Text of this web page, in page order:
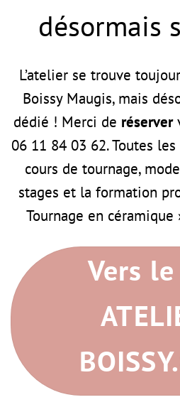
désormais
L’atelier se trouve
Boissy Maugis, mais
dédié ! Merci de réserver
06 11 84 03 62. Toutes
cours de tournage,
stages et la formation
Tournage en
Vers